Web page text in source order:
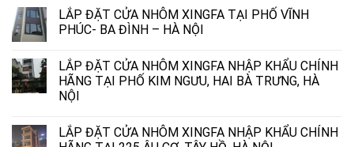
LẮP ĐẶT CỬA NHÔM XINGFA TẠI PHỐ VĨNH
PHÚC- BA ĐÌNH – HÀ NỘI
LẮP ĐẶT CỬA NHÔM XINGFA NHẬP KHẨU CHÍNH
HÃNG TẠI PHỐ KIM NGƯU, HAI BÀ TRƯNG, HÀ
NỘI
LẮP ĐẶT CỬA NHÔM XINGFA NHẬP KHẨU CHÍNH